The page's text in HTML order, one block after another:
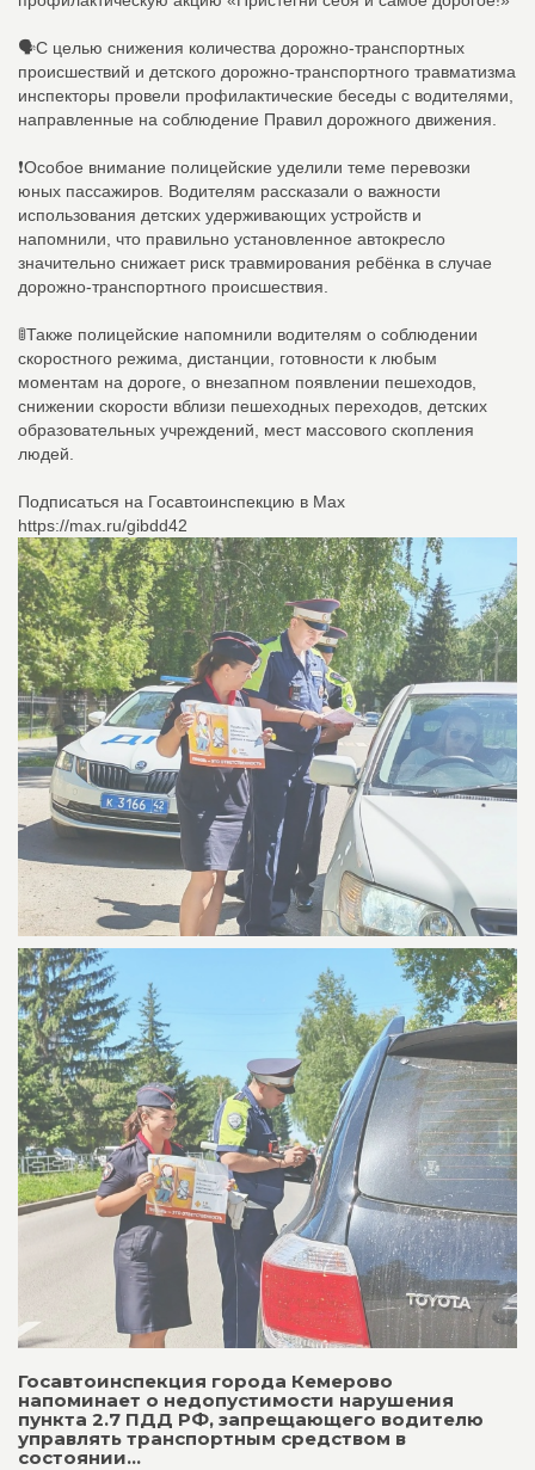
🗣С целью снижения количества дорожно-транспортных
происшествий и детского дорожно-транспортного травматизма
инспекторы провели профилактические беседы с водителями,
направленные на соблюдение Правил дорожного движения.
❗Особое внимание полицейские уделили теме перевозки
юных пассажиров. Водителям рассказали о важности
использования детских удерживающих устройств и
напомнили, что правильно установленное автокресло
значительно снижает риск травмирования ребёнка в случае
дорожно-транспортного происшествия.
🚦Также полицейские напомнили водителям о соблюдении
скоростного режима, дистанции, готовности к любым
моментам на дороге, о внезапном появлении пешеходов,
снижении скорости вблизи пешеходных переходов, детских
образовательных учреждений, мест массового скопления
людей.
Подписаться на Госавтоинспекцию в Max
https://max.ru/gibdd42
Госавтоинспекция города Кемерово
напоминает о недопустимости нарушения
пункта 2.7 ПДД РФ, запрещающего водителю
управлять транспортным средством в
состоянии...